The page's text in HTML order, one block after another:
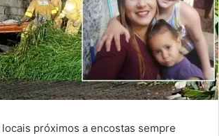
próximos a encostas sempre